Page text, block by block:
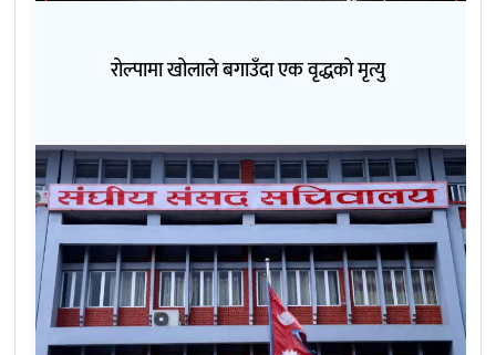
रोल्पामा खोलाले बगाउँदा एक वृद्धको मृत्यु